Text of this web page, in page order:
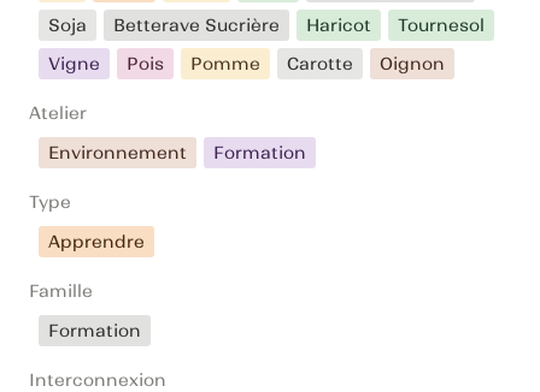
Soja
Betterave Sucrière Haricot
Tournesol
Vigne
Pois Pomme Carotte Oignon
Atelier
Environnement
Formation
Type
Apprendre
Famille
Formation
Interconnexion